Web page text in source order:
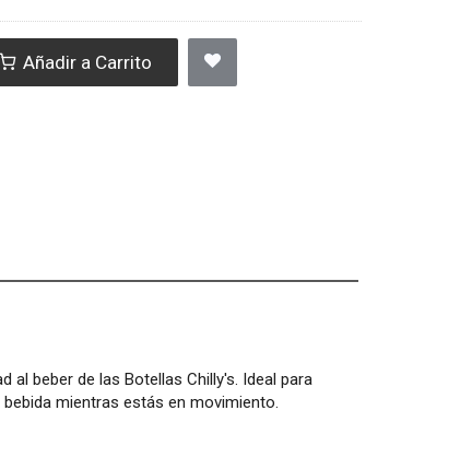
Añadir a Carrito
beber de las Botellas Chilly's. Ideal para
mientras estás en movimiento.